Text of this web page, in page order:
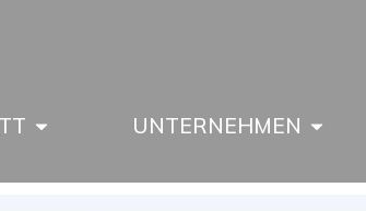
UNTERNEHMEN